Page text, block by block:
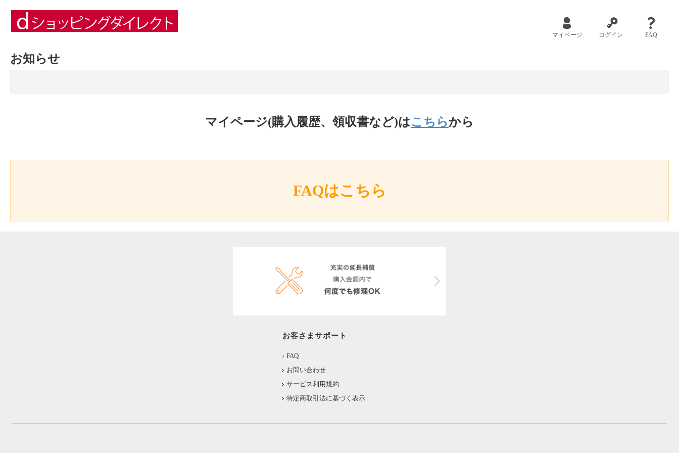
マイページ ログイン FAQ
お知らせ
マイページ(購入履歴、領収書など)はこちらから
FAQはこちら
お客さまサポート
FAQ
お問い合わせ
サービス利用規約
特定商取引法に基づく表示